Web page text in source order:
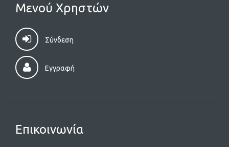
Μενού Χρηστών
Σύνδεση
Εγγραφή
Επικοινωνία